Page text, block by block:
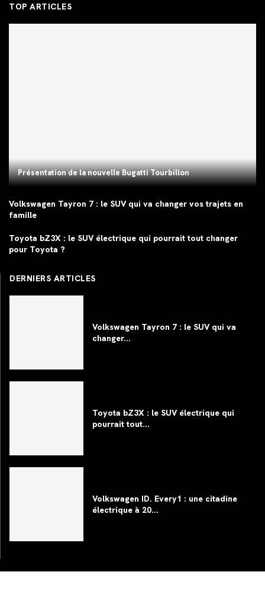
TOP ARTICLES
Présentation de la nouvelle Bugatti Tourbillon
Volkswagen Tayron 7 : le SUV qui va changer vos trajets en
famille
Toyota bZ3X : le SUV électrique qui pourrait tout changer
pour Toyota ?
DERNIERS ARTICLES
Volkswagen Tayron 7 : le SUV qui va
changer...
Toyota bZ3X : le SUV électrique qui
pourrait tout...
Volkswagen ID. Every1 : une citadine
électrique à 20...